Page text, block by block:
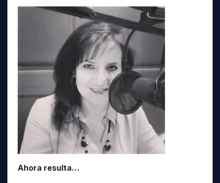
Ahora resulta…